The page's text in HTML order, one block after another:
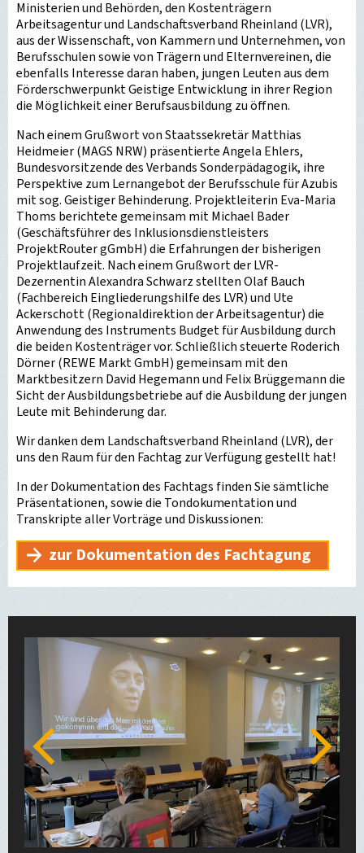
Ministerien und Behörden, den Kostenträgern
Arbeitsagentur und Landschaftsverband Rheinland (LVR),
aus der Wissenschaft, von Kammern und Unternehmen, von
Berufsschulen sowie von Trägern und Elternvereinen, die
ebenfalls Interesse daran haben, jungen Leuten aus dem
Förderschwerpunkt Geistige Entwicklung in ihrer Region
die Möglichkeit einer Berufsausbildung zu öffnen.
Nach einem Grußwort von Staatssekretär Matthias
Heidmeier (MAGS NRW) präsentierte Angela Ehlers,
Bundesvorsitzende des Verbands Sonderpädagogik, ihre
Perspektive zum Lernangebot der Berufsschule für Azubis
mit sog. Geistiger Behinderung. Projektleiterin Eva-Maria
Thoms berichtete gemeinsam mit Michael Bader
(Geschäftsführer des Inklusionsdienstleisters
ProjektRouter gGmbH) die Erfahrungen der bisherigen
Projektlaufzeit. Nach einem Grußwort der LVR-
Dezernentin Alexandra Schwarz stellten Olaf Bauch
(Fachbereich Eingliederungshilfe des LVR) und Ute
Ackerschott (Regionaldirektion der Arbeitsagentur) die
Anwendung des Instruments Budget für Ausbildung durch
die beiden Kostenträger vor. Schließlich steuerte Roderich
Dörner (REWE Markt GmbH) gemeinsam mit den
Marktbesitzern David Hegemann und Felix Brüggemann die
Sicht der Ausbildungsbetriebe auf die Ausbildung der jungen
Leute mit Behinderung dar.
Wir danken dem Landschaftsverband Rheinland (LVR), der
uns den Raum für den Fachtag zur Verfügung gestellt hat!
In der Dokumentation des Fachtags finden Sie sämtliche
Präsentationen, sowie die Tondokumentation und
Transkripte aller Vorträge und Diskussionen:
zur Dokumentation des Fachtagung
Zurück Weiter